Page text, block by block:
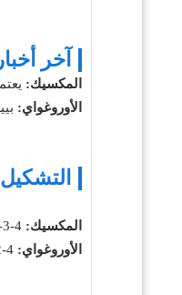
آخر
المكسيك:
الأوروغواي:
المكسيك: 4‑3‑3 – حارس مرمى؛ رباعي دفاع؛ ثلاثي وسط بصانع لعب متقدم؛ ثلاثي هجومي بقيادة سانتياغو خيمينيز.
الأوروغواي: 4‑2‑3‑1 – حارس مرمى؛ رباعي دفاع؛ ثنائي ارتكاز؛ ثلاثي وسط هجومي بقيادة نيكولاس دي لا كروز؛ مهاجم صريح داروين نونيز.